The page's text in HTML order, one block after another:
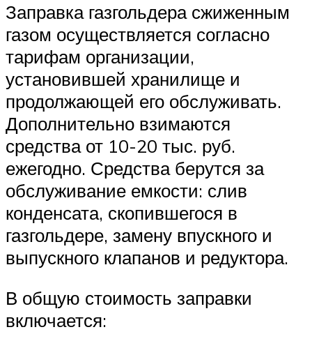
Заправка газгольдера сжиженным
газом осуществляется согласно
тарифам организации,
установившей хранилище и
продолжающей его обслуживать.
Дополнительно взимаются
средства от 10-20 тыс. руб.
ежегодно. Средства берутся за
обслуживание емкости: слив
конденсата, скопившегося в
газгольдере, замену впускного и
выпускного клапанов и редуктора.
В общую стоимость заправки
включается: